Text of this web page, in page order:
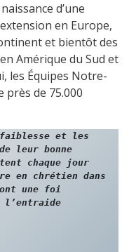
d’une
en Europe,
et bientôt des
Amérique du Sud et
les Équipes Notre-
près de 75.000
et les
leur bonne
chaque jour
en chrétien dans
une foi
l’entraide